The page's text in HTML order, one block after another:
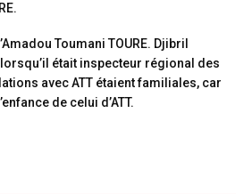
Toumani TOURE. Djibril
lorsqu’il était inspecteur régional des
avec ATT étaient familiales, car
de celui d’ATT.